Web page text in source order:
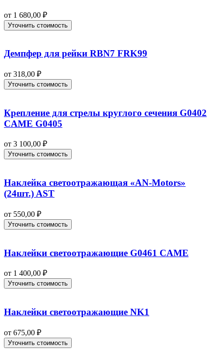
от 1 680,00 ₽
Уточнить стоимость
Демпфер для рейки RBN7 FRK99
от 318,00 ₽
Уточнить стоимость
Крепление для стрелы круглого сечения G0402
CAME G0405
от 3 100,00 ₽
Уточнить стоимость
Наклейка светоотражающая «AN-Motors»
(24шт.) AST
от 550,00 ₽
Уточнить стоимость
Наклейки светоотражающие G0461 CAME
от 1 400,00 ₽
Уточнить стоимость
Наклейки светоотражающие NK1
от 675,00 ₽
Уточнить стоимость